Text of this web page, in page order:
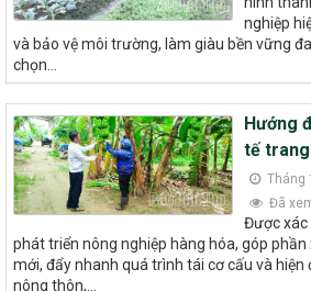
nghiệp
và bảo vệ môi trường, làm giàu bền vững
chọn...
Hướng
tế
Tháng
Đã
Được xác
phát triển nông nghiệp hàng hóa, góp
mới, đẩy nhanh quá trình tái cơ cấu và hiện
nông thôn,...